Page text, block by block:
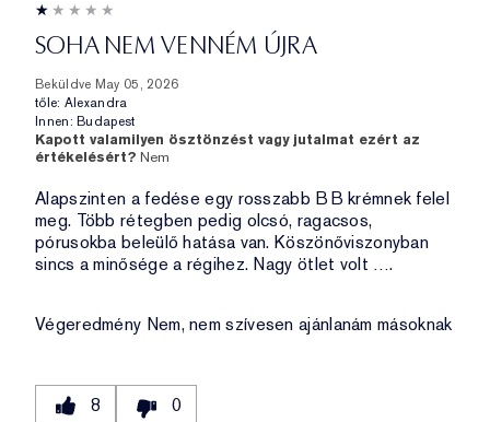
SOHA NEM VENNÉM ÚJRA
Beküldve May 05, 2026
tőle: Alexandra
Innen: Budapest
Kapott valamilyen ösztönzést vagy jutalmat ezért az
értékelésért? Nem
Alapszinten a fedése egy rosszabb BB krémnek felel
meg. Több rétegben pedig olcsó, ragacsos,
pórusokba beleülő hatása van. Köszönőviszonyban
sincs a minősége a régihez. Nagy ötlet volt ….
Végeredmény Nem, nem szívesen ajánlanám másoknak
8 0